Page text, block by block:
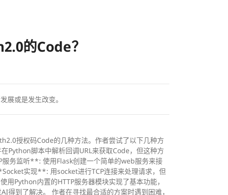
的Code？
展或是发生改变。
授权码Code的几种方法。作者尝试了以下几种方
脚本中解析回调URL来获取Code，但这种方
务监听**: 使用Flask创建一个简单的web服务来接
实现**: 用socket进行TCP连接来处理请求，但
Python内置的HTTP服务器模块实现了基本功能，
得到了解决。 作者在寻找最合适的方案时遇到困难，